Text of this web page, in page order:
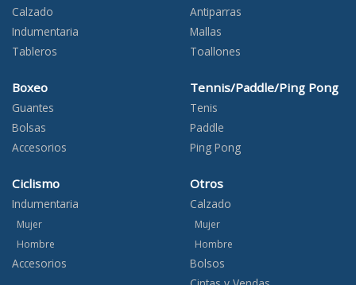
Calzado
Indumentaria
Tableros
Boxeo
Guantes
Bolsas
Accesorios
Ciclismo
Indumentaria
Mujer
Hombre
Accesorios
Antiparras
Mallas
Toallones
Tennis/Paddle/Ping Pong
Tenis
Paddle
Ping Pong
Otros
Calzado
Mujer
Hombre
Bolsos